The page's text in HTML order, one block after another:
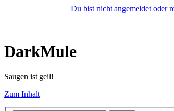
Du bist nicht angemeldet oder
DarkMule
Saugen ist geil!
Zum Inhalt